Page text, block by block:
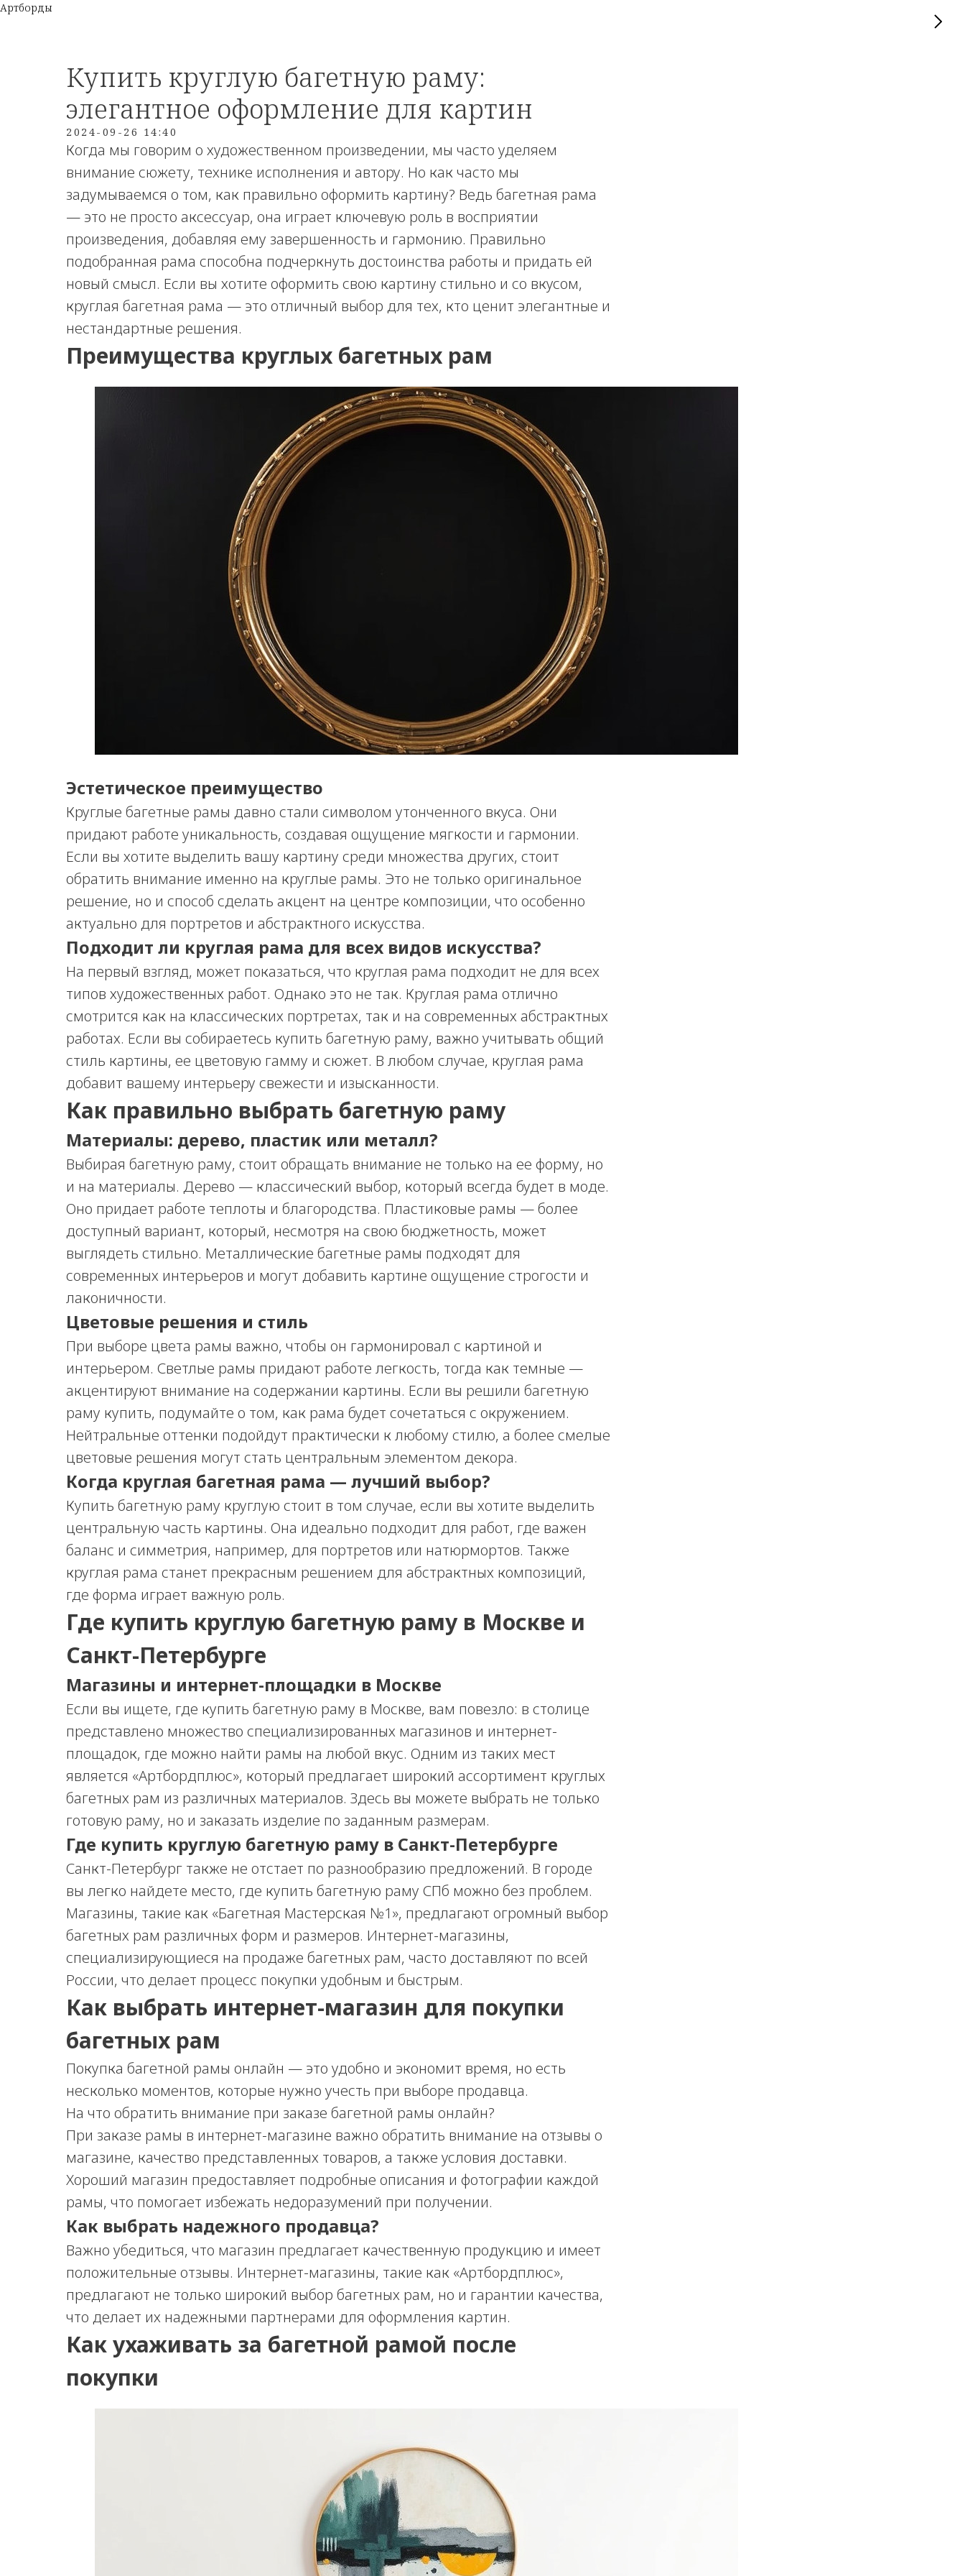
Артборды
Купить круглую багетную раму:
элегантное оформление для картин
2024-09-26 14:40
Когда мы говорим о художественном произведении, мы часто уделяем
внимание сюжету, технике исполнения и автору. Но как часто мы
задумываемся о том, как правильно оформить картину? Ведь багетная рама
— это не просто аксессуар, она играет ключевую роль в восприятии
произведения, добавляя ему завершенность и гармонию. Правильно
подобранная рама способна подчеркнуть достоинства работы и придать ей
новый смысл. Если вы хотите оформить свою картину стильно и со вкусом,
круглая багетная рама — это отличный выбор для тех, кто ценит элегантные и
нестандартные решения.
Преимущества круглых багетных рам
Эстетическое преимущество
Круглые багетные рамы давно стали символом утонченного вкуса. Они
придают работе уникальность, создавая ощущение мягкости и гармонии.
Если вы хотите выделить вашу картину среди множества других, стоит
обратить внимание именно на круглые рамы. Это не только оригинальное
решение, но и способ сделать акцент на центре композиции, что особенно
актуально для портретов и абстрактного искусства.
Подходит ли круглая рама для всех видов искусства?
На первый взгляд, может показаться, что круглая рама подходит не для всех
типов художественных работ. Однако это не так. Круглая рама отлично
смотрится как на классических портретах, так и на современных абстрактных
работах. Если вы собираетесь купить багетную раму, важно учитывать общий
стиль картины, ее цветовую гамму и сюжет. В любом случае, круглая рама
добавит вашему интерьеру свежести и изысканности.
Как правильно выбрать багетную раму
Материалы: дерево, пластик или металл?
Выбирая багетную раму, стоит обращать внимание не только на ее форму, но
и на материалы. Дерево — классический выбор, который всегда будет в моде.
Оно придает работе теплоты и благородства. Пластиковые рамы — более
доступный вариант, который, несмотря на свою бюджетность, может
выглядеть стильно. Металлические багетные рамы подходят для
современных интерьеров и могут добавить картине ощущение строгости и
лаконичности.
Цветовые решения и стиль
При выборе цвета рамы важно, чтобы он гармонировал с картиной и
интерьером. Светлые рамы придают работе легкость, тогда как темные —
акцентируют внимание на содержании картины. Если вы решили багетную
раму купить, подумайте о том, как рама будет сочетаться с окружением.
Нейтральные оттенки подойдут практически к любому стилю, а более смелые
цветовые решения могут стать центральным элементом декора.
Когда круглая багетная рама — лучший выбор?
Купить багетную раму круглую стоит в том случае, если вы хотите выделить
центральную часть картины. Она идеально подходит для работ, где важен
баланс и симметрия, например, для портретов или натюрмортов. Также
круглая рама станет прекрасным решением для абстрактных композиций,
где форма играет важную роль.
Где купить круглую багетную раму в Москве и
Санкт-Петербурге
Магазины и интернет-площадки в Москве
Если вы ищете, где купить багетную раму в Москве, вам повезло: в столице
представлено множество специализированных магазинов и интернет-
площадок, где можно найти рамы на любой вкус. Одним из таких мест
является «Артбордплюс», который предлагает широкий ассортимент круглых
багетных рам из различных материалов. Здесь вы можете выбрать не только
готовую раму, но и заказать изделие по заданным размерам.
Где купить круглую багетную раму в Санкт-Петербурге
Санкт-Петербург также не отстает по разнообразию предложений. В городе
вы легко найдете место, где купить багетную раму СПб можно без проблем.
Магазины, такие как «Багетная Мастерская №1», предлагают огромный выбор
багетных рам различных форм и размеров. Интернет-магазины,
специализирующиеся на продаже багетных рам, часто доставляют по всей
России, что делает процесс покупки удобным и быстрым.
Как выбрать интернет-магазин для покупки
багетных рам
Покупка багетной рамы онлайн — это удобно и экономит время, но есть
несколько моментов, которые нужно учесть при выборе продавца.
На что обратить внимание при заказе багетной рамы онлайн?
При заказе рамы в интернет-магазине важно обратить внимание на отзывы о
магазине, качество представленных товаров, а также условия доставки.
Хороший магазин предоставляет подробные описания и фотографии каждой
рамы, что помогает избежать недоразумений при получении.
Как выбрать надежного продавца?
Важно убедиться, что магазин предлагает качественную продукцию и имеет
положительные отзывы. Интернет-магазины, такие как «Артбордплюс»,
предлагают не только широкий выбор багетных рам, но и гарантии качества,
что делает их надежными партнерами для оформления картин.
Как ухаживать за багетной рамой после
покупки